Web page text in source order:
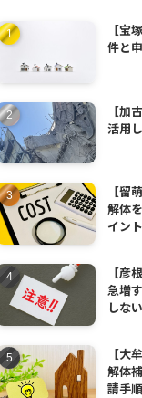
【宝
件と
【加
活用
【留
解体
イント
【彦
急増
しな
【大
解体
請手